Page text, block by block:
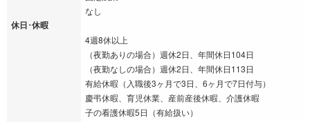
休日･休暇
なし
4週8休以上
（夜勤ありの場合）週休2日、年間休日104日
（夜勤なしの場合）週休2日、年間休日113日
有給休暇（入職後3ヶ月で3日、6ヶ月で7日付与）
慶弔休暇、育児休業、産前産後休暇、介護休暇
子の看護休暇5日（有給扱い）